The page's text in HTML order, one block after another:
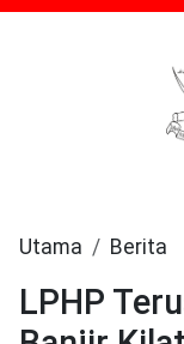
Utama Berita
LPHP